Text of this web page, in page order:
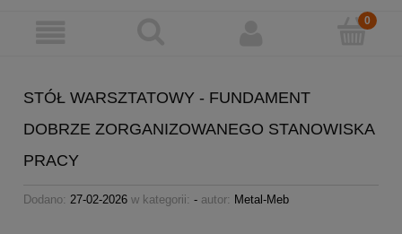
STÓŁ WARSZTATOWY - FUNDAMENT
DOBRZE ZORGANIZOWANEGO STANOWISKA
PRACY
Dodano: 27-02-2026 w kategorii: - autor: Metal-Meb